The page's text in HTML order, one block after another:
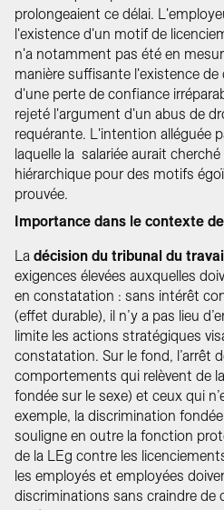
prolongeaient ce délai.
l'existence d'un motif de
n'a notamment pas été en
manière suffisante l'existence
d'une perte de confiance
rejeté l'argument d'un abus de
requérante. L'intention alléguée
laquelle la salariée aurait
hiérarchique pour des motifs
prouvée.
Importance dans le contexte
La décision du tribunal du travail
exigences élevées auxquelles
en constatation : sans intérêt
(effet durable), il n’y a pas lieu
limite les actions stratégiques
constatation. Sur le fond, l’arrêt
comportements qui relèvent de
fondée sur le sexe) et ceux qui
exemple, la discrimination
souligne en outre la fonction
de la LEg contre les
les employés et employées
discriminations sans craindre de